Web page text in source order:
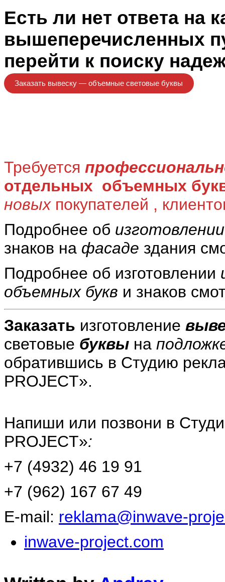
Есть ли нет ответа на
вышеперечисленных
перейти к поиску
Заказать вывеску — объемные световые буквы
Требуется
отдельных объемных
новыхпокупателей ,
Подробнее об изготовлении
знаков на фасаде здания
Подробнее об изготовлении
объемных букв и знаков
Заказать изготовление
световые буквы на
обратившись в Студию
PROJECT».
Напиши или позвони в
PROJECT»:
+7 (4932) 46 19 91
+7 (962) 167 67 49
E-mail: reklama@inwave-
inwave-project.com